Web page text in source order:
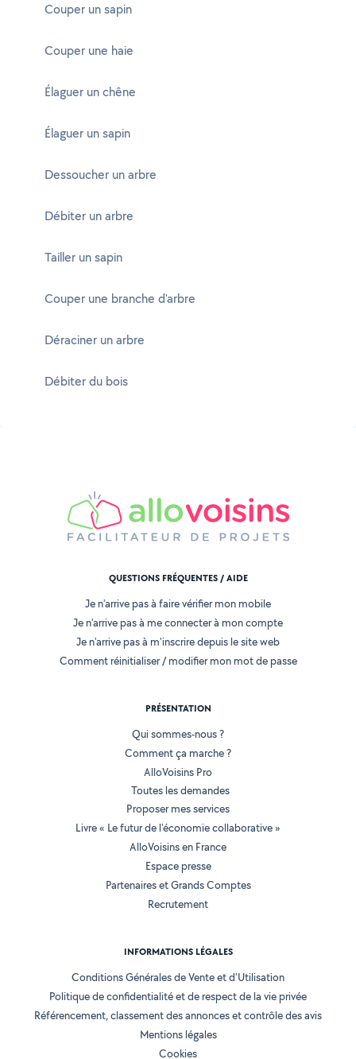
Couper un sapin
Couper une haie
Élaguer un chêne
Élaguer un sapin
Dessoucher un arbre
Débiter un arbre
Tailler un sapin
Couper une branche d'arbre
Déraciner un arbre
Débiter du bois
QUESTIONS FRÉQUENTES / AIDE
Je n'arrive pas à faire vérifier mon mobile
Je n'arrive pas à me connecter à mon compte
Je n'arrive pas à m'inscrire depuis le site web
Comment réinitialiser / modifier mon mot de passe
PRÉSENTATION
Qui sommes-nous ?
Comment ça marche ?
AlloVoisins Pro
Toutes les demandes
Proposer mes services
Livre « Le futur de l'économie collaborative »
AlloVoisins en France
Espace presse
Partenaires et Grands Comptes
Recrutement
INFORMATIONS LÉGALES
Conditions Générales de Vente et d'Utilisation
Politique de confidentialité et de respect de la vie privée
Référencement, classement des annonces et contrôle des avis
Mentions légales
Cookies